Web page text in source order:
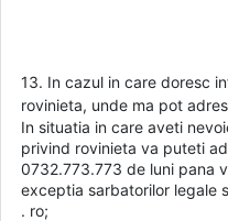
13. In cazul in care doresc
rovinieta, unde ma pot
In situatia in care aveti
privind rovinieta va puteti
0732.773.773 de luni pana
exceptia sarbatorilor legale
. ro;